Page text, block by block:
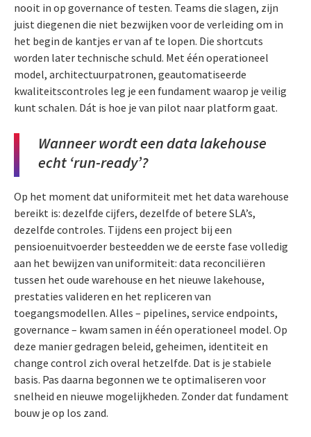
nooit in op governance of testen. Teams die slagen, zijn
juist diegenen die niet bezwijken voor de verleiding om in
het begin de kantjes er van af te lopen. Die shortcuts
worden later technische schuld. Met één operationeel
model, architectuurpatronen, geautomatiseerde
kwaliteitscontroles leg je een fundament waarop je veilig
kunt schalen. Dát is hoe je van pilot naar platform gaat.
Wanneer wordt een data lakehouse
echt ‘run-ready’?
Op het moment dat uniformiteit met het data warehouse
bereikt is: dezelfde cijfers, dezelfde of betere SLA’s,
dezelfde controles. Tijdens een project bij een
pensioenuitvoerder besteedden we de eerste fase volledig
aan het bewijzen van uniformiteit: data reconciliëren
tussen het oude warehouse en het nieuwe lakehouse,
prestaties valideren en het repliceren van
toegangsmodellen. Alles – pipelines, service endpoints,
governance – kwam samen in één operationeel model. Op
deze manier gedragen beleid, geheimen, identiteit en
change control zich overal hetzelfde. Dat is je stabiele
basis. Pas daarna begonnen we te optimaliseren voor
snelheid en nieuwe mogelijkheden. Zonder dat fundament
bouw je op los zand.